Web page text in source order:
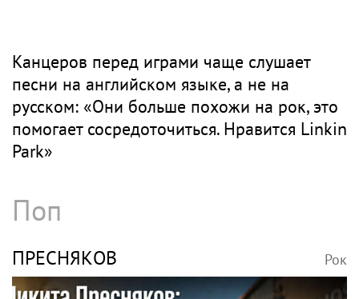
Канцеров перед играми чаще слушает
песни на английском языке, а не на
русском: «Они больше похожи на рок, это
помогает сосредоточиться. Нравится Linkin
Park»
Поп
ПРЕСНЯКОВ Рок